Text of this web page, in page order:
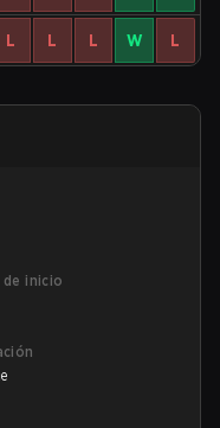
L L L W L
de inicio